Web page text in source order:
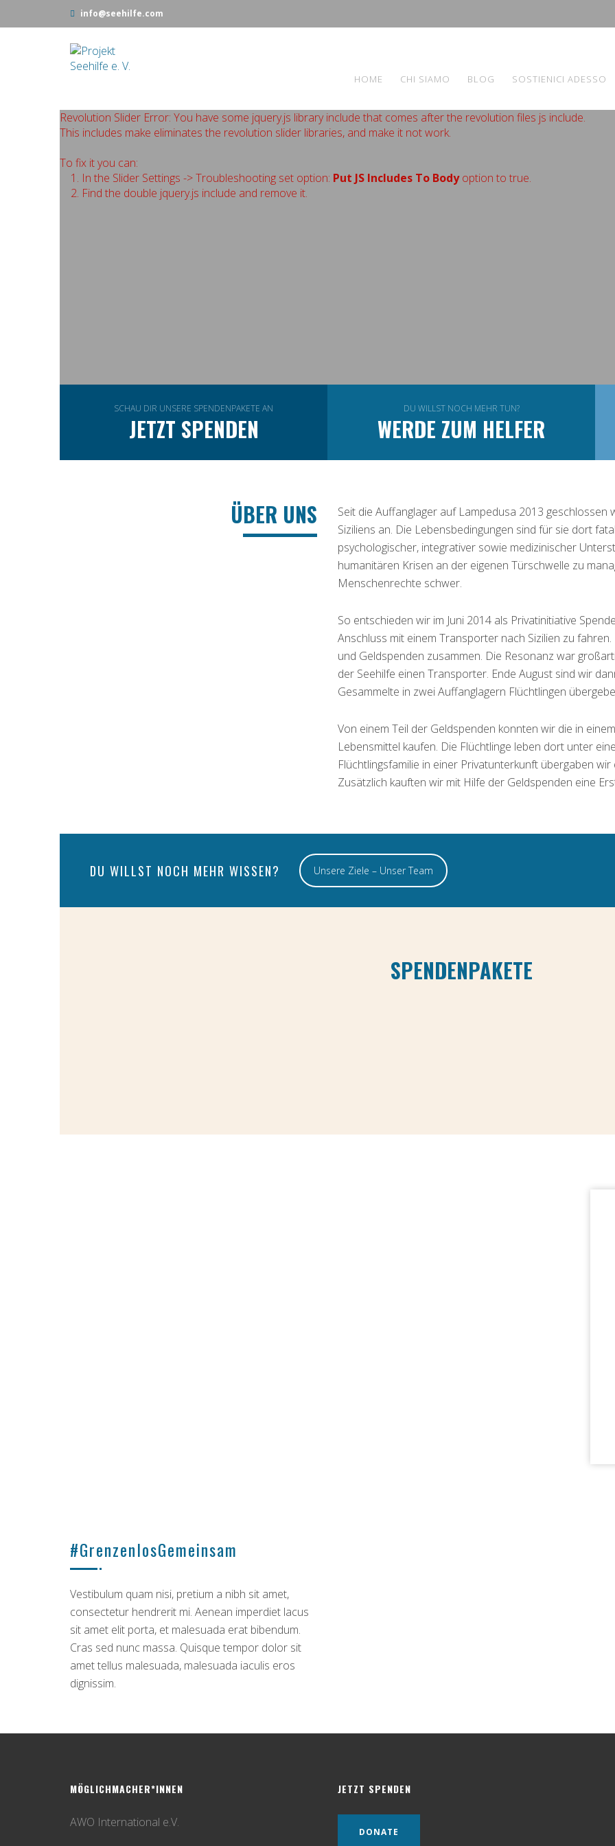
info@seehilfe.com
HOME CHI SIAMO BLOG SOSTIENICI ADESSO
Revolution Slider Error: You have some jquery.js library include that comes after the revolution files js include.
This includes make eliminates the revolution slider libraries, and make it not work.
To fix it you can:
1. In the Slider Settings -> Troubleshooting set option: Put JS Includes To Bodyoption to true.
2. Find the double jquery.js include and remove it.
SCHAU DIR UNSERE SPENDENPAKETE AN
JETZT SPENDEN
DU WILLST NOCH MEHR TUN?
WERDE ZUM HELFER
ÜBER UNS
Seit die Auffanglager auf Lampedusa 2013 geschlossen
Siziliens an. Die Lebensbedingungen sind für sie dort
psychologischer, integrativer sowie medizinischer
humanitären Krisen an der eigenen Türschwelle zu
Menschenrechte schwer.
So entschieden wir im Juni 2014 als Privatinitiative
Anschluss mit einem Transporter nach Sizilien zu
und Geldspenden zusammen. Die Resonanz war
der Seehilfe einen Transporter. Ende August sind wir
Gesammelte in zwei Auffanglagern Flüchtlingen
Von einem Teil der Geldspenden konnten wir die in
Lebensmittel kaufen. Die Flüchtlinge leben dort unter
Flüchtlingsfamilie in einer Privatunterkunft übergaben
Zusätzlich kauften wir mit Hilfe der Geldspenden eine
DU WILLST NOCH MEHR WISSEN? Unsere Ziele – Unser Team
SPENDENPAKETE
#GrenzenlosGemeinsam
Vestibulum quam nisi, pretium a nibh sit amet,
consectetur hendrerit mi. Aenean imperdiet lacus
sit amet elit porta, et malesuada erat bibendum.
Cras sed nunc massa. Quisque tempor dolor sit
amet tellus malesuada, malesuada iaculis eros
dignissim.
MÖGLICHMACHER*INNEN
AWO International e.V.
JETZT SPENDEN
DONATE